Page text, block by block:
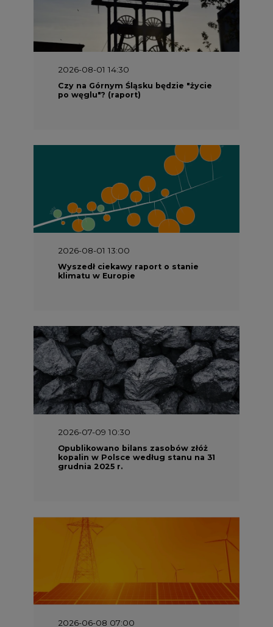
2026-08-01 14:30
Czy na Górnym Śląsku będzie "życie
po węglu"? (raport)
2026-08-01 13:00
Wyszedł ciekawy raport o stanie
klimatu w Europie
2026-07-09 10:30
Opublikowano bilans zasobów złóż
kopalin w Polsce według stanu na 31
grudnia 2025 r.
2026-06-08 07:00